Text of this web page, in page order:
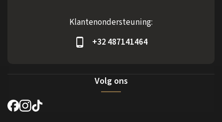
Klantenondersteuning:
+32 487141464
Volg ons